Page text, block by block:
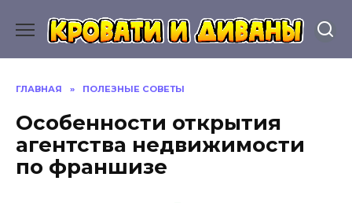
содержанию
ГЛАВНАЯ » ПОЛЕЗНЫЕ СОВЕТЫ
Особенности открытия
агентства недвижимости
по франшизе